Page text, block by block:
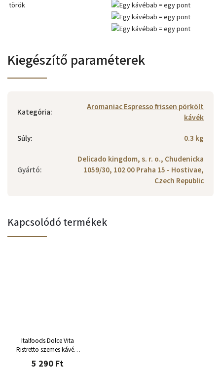
török
Kiegészítő paraméterek
Kategória:
Aromaniac Espresso frissen pörkölt
kávék
Súly: 0.3 kg
Gyártó:
Delicado kingdom, s. r. o., Chudenicka
1059/30, 102 00 Praha 15 - Hostivae,
Czech Republic
Kapcsolódó termékek
Italfoods Dolce Vita
Ristretto szemes kávé 1
5 290 Ft